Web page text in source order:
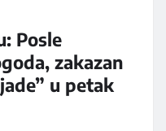
Posle
zakazan
u petak